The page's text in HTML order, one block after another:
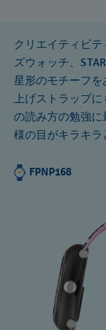
クリエイティビ
ズウォッチ、
星形のモチーフ
上げストラップ
の読み方の勉強
様の目がキラキラ
FPNP168